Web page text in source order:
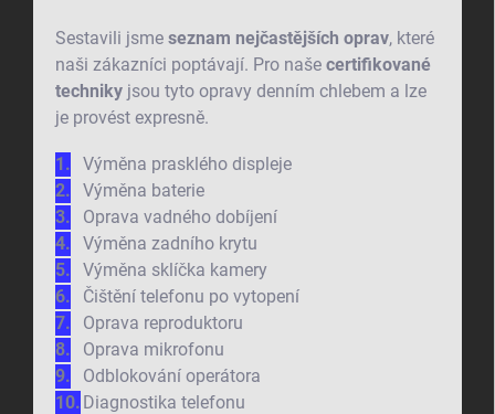
Sestavili jsme seznam nejčastějších oprav, které
naši zákazníci poptávají. Pro naše certifikované
techniky jsou tyto opravy denním chlebem a lze
je provést expresně.
Výměna prasklého displeje
Výměna baterie
Oprava vadného dobíjení
Výměna zadního krytu
Výměna sklíčka kamery
Čištění telefonu po vytopení
Oprava reproduktoru
Oprava mikrofonu
Odblokování operátora
Diagnostika telefonu